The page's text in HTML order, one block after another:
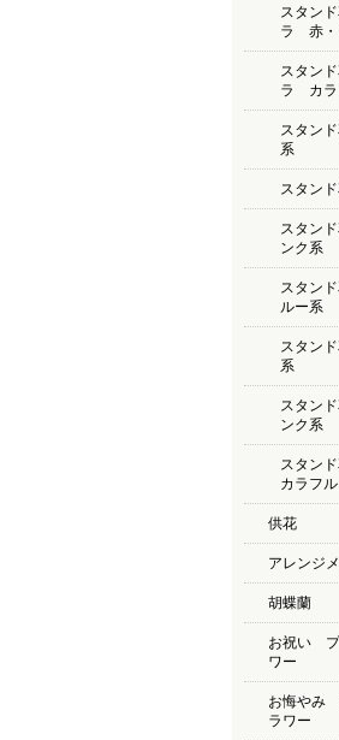
スタン
ラ 赤・
スタン
ラ カラ
スタン
系
スタン
スタン
ンク系
スタン
ルー系
スタン
系
スタン
ンク系
スタン
カラフル
供花
アレンジ
胡蝶蘭
お祝い プ
ワー
お悔やみ
ラワー